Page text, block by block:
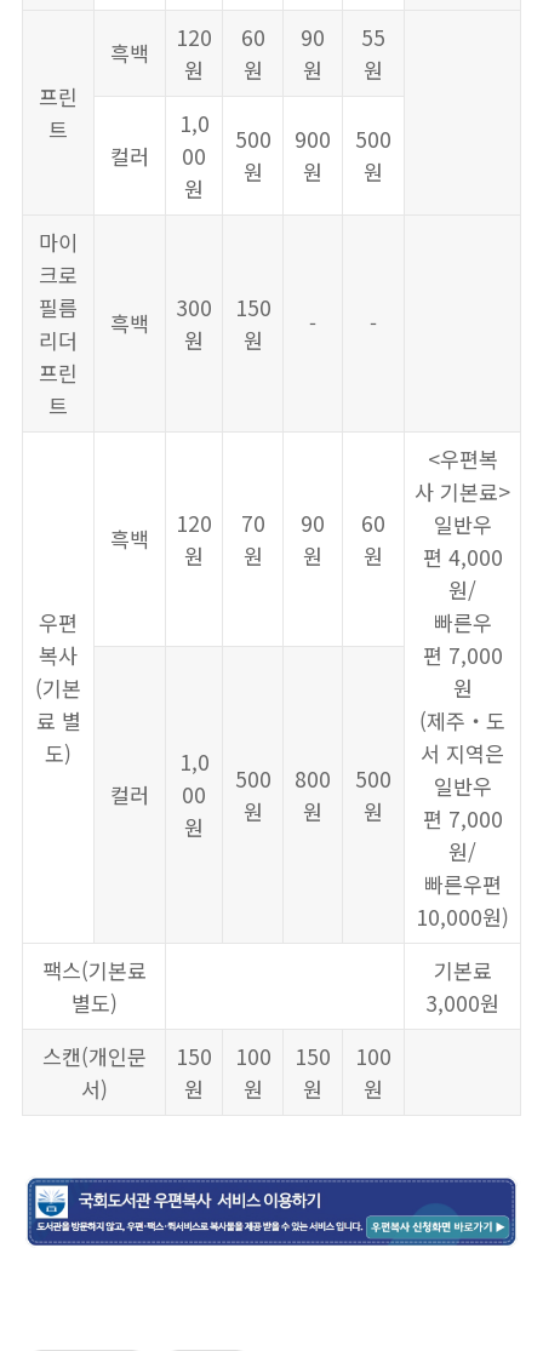
프린
트
흑백
120
원
60
원
90
원
55
원
컬러
1,0
00
원
500
원
900
원
500
원
마이
크로
필름
리더
프린
트
흑백
300
원
150
원
- -
우편
복사
(기본
료 별
도)
흑백
120
원
70
원
90
원
60
원
<우편복
사 기본료>
일반우
편 4,000
원/
빠른우
편 7,000
원
(제주‧도
서 지역은
일반우
편 7,000
원/
빠른우편
10,000원)
컬러
1,0
00
원
500
원
800
원
500
원
팩스(기본료
별도)
기본료
3,000원
스캔(개인문
서)
150
원
100
원
150
원
100
원